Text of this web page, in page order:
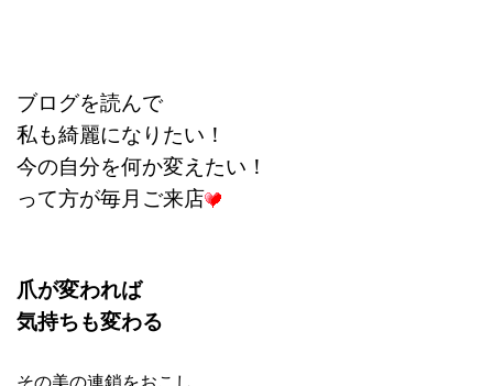
ブログを読んで
私も綺麗になりたい！
今の自分を何か変えたい！
って方が毎月ご来店
爪が変われば
気持ちも変わる
その美の連鎖をおこし